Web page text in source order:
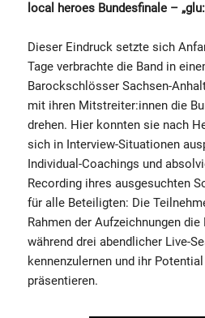
local heroes Bundesfinale –
Dieser Eindruck setzte sich
Tage verbrachte die Band in
Barockschlösser Sachsen-
mit ihren Mitstreiter:innen die
drehen. Hier konnten sie nach
sich in Interview-Situationen
Individual-Coachings und
Recording ihres ausgesuchten
für alle Beteiligten: Die
Rahmen der Aufzeichnungen
während drei abendlicher Live-
kennenzulernen und ihr
präsentieren.